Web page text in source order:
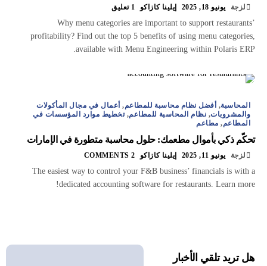
لزجة يونيو 18, 2025 إيلينا كازاكو 1 تعليق
Why menu categories are important to support restaurants’
profitability? Find out the top 5 benefits of using menu categories,
available with Menu Engineering within Polaris ERP.
المحاسبة, أفضل نظام محاسبة للمطاعم, أعمال في مجال المأكولات
والمشروبات, نظام المحاسبة للمطاعم,تخطيط موارد المؤسسات في
المطاعم, مطاعم
تحكّم ذكي بأموال مطعمك: حلول محاسبة متطورة في الإمارات
لزجة يونيو 11, 2025 إيلينا كازاكو 2 COMMENTS
The easiest way to control your F&B business’ financials is with a
dedicated accounting software for restaurants. Learn more!
هل تريد تلقي الأخبار